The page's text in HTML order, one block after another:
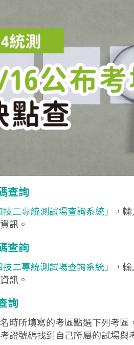
查詢
技二專統測試場查詢系統」
，
訊。
查詢
技二專統測試場查詢系統」
，
訊。
詢
時所填寫的考區點選下列考
證號碼找到自己所屬的試場與